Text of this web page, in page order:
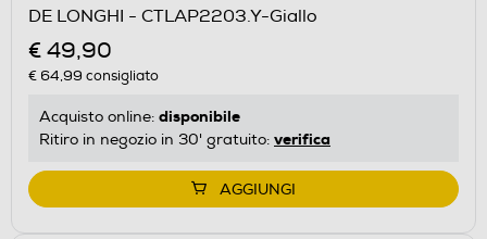
DE LONGHI - CTLAP2203.Y-Giallo
€ 49,90
€ 64,99 consigliato
Acquisto online: disponibile
Ritiro in negozio in 30' gratuito: verifica
AGGIUNGI